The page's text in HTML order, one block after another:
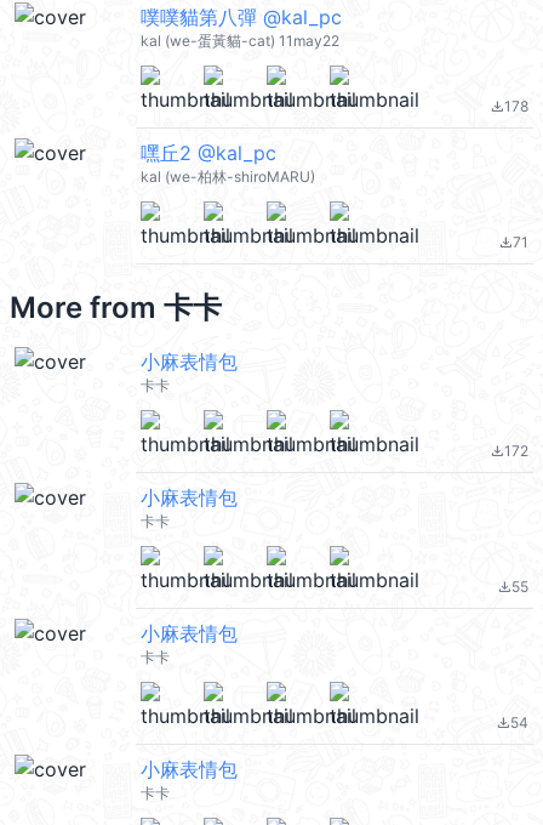
噗噗貓第八彈 @kal_pc
kal (we-蛋黃貓-cat) 11may22
file_download178
嘿丘2 @kal_pc
kal (we-柏林-shiroMARU)
file_download71
More from 卡卡
小麻表情包
卡卡
file_download172
小麻表情包
卡卡
file_download55
小麻表情包
卡卡
file_download54
小麻表情包
卡卡